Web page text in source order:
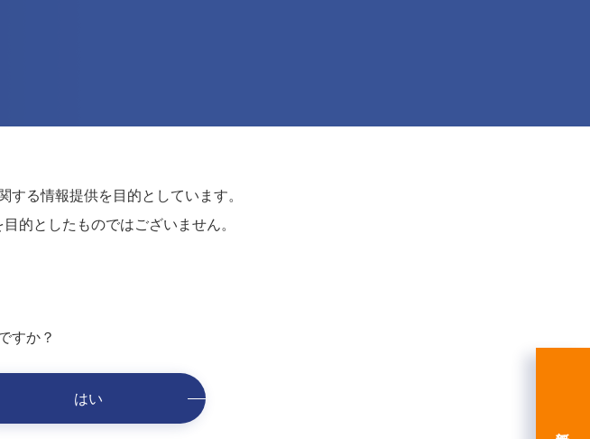
新規会員登録
る情報提供を目的としています。
的としたものではございません。
すか？
はい